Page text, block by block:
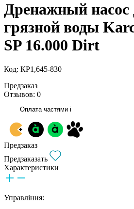
Дренажный насос
грязной воды
SP 16.000 Dirt
Код: КР1,645-830
Предзаказ
Отзывов: 0
Оплата частями i
Предзаказ
Предзаказать
Характеристики
Управління: